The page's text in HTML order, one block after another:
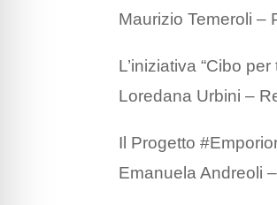
Maurizio Temeroli –
L’iniziativa “Cibo
Loredana Urbini –
Il Progetto
Emanuela Andreoli